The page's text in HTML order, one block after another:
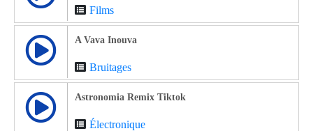
Films
A Vava Inouva
Bruitages
Astronomia Remix Tiktok
Électronique